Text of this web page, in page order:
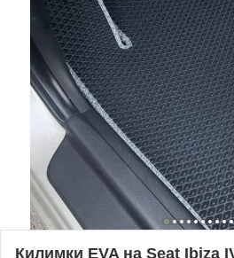
Килимки EVA на Seat Ibiza